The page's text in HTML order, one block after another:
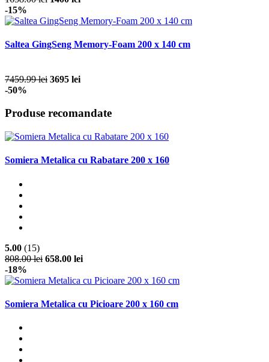
-15%
Saltea GingSeng Memory-Foam 200 x 140 cm
7459.99 lei 3695 lei
-50%
Produse recomandate
Somiera Metalica cu Rabatare 200 x 160
5.00 (15)
808.00 lei 658.00 lei
-18%
Somiera Metalica cu Picioare 200 x 160 cm